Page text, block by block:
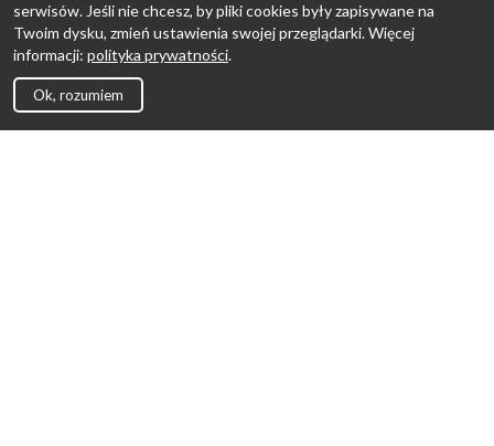
serwisów. Jeśli nie chcesz, by pliki cookies były zapisywane na
Twoim dysku, zmień ustawienia swojej przeglądarki. Więcej
informacji: polityka prywatności.
Ok, rozumiem